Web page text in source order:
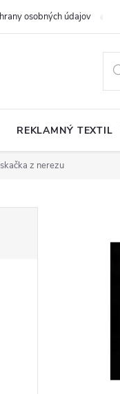
osobných údajov
REKLAMNÝ TEXTIL
z nerezu